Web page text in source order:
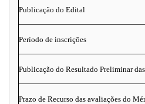
Publicação do Edital
Período de inscrições
Publicação do Resultado Preliminar
Prazo de Recurso das avaliações do